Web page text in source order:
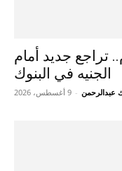
تراجع جديد أمام
الجنيه في البنوك
عبدالرحمن - 9 أغسطس، 2026